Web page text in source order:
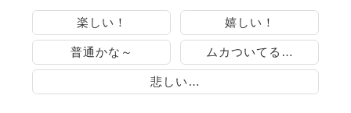
楽しい！ 嬉しい！
普通かな～ ムカついてる…
悲しい…